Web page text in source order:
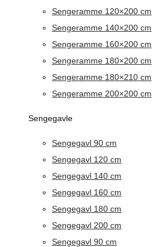
Sengeramme 120×200 cm
Sengeramme 140×200 cm
Sengeramme 160×200 cm
Sengeramme 180×200 cm
Sengeramme 180×210 cm
Sengeramme 200×200 cm
Sengegavle
Sengegavl 90 cm
Sengegavl 120 cm
Sengegavl 140 cm
Sengegavl 160 cm
Sengegavl 180 cm
Sengegavl 200 cm
Sengegavl 90 cm